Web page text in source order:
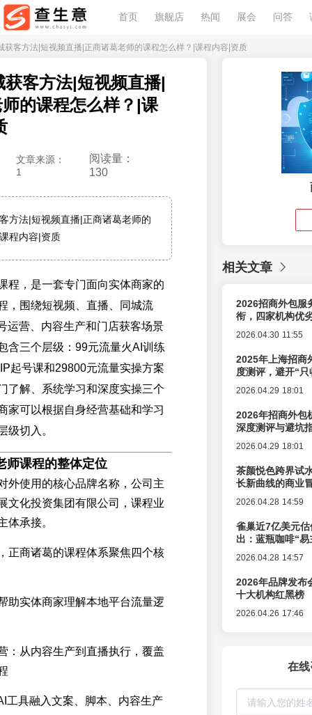
首页 旗舰店 热闻 展会 问答
获客方法|短视频直播|正商诸葛老师的课程怎么样？|课程内容|资质
获客方法|短视频直播|
的课程怎么样？|课
文章来源：
1
阅读量：
130
方法|短视频直播|正商诸葛老师的
程内容|资质
程，是一套专门面向实体商家的
，围绕短视频、直播、同城流
运营、内容生产和门店获客场景
含三个层级：99元流量火AI训练
起号课和29800元流量实操方案
了解、系统学习和深度实操三个
家可以根据自身经营基础和学习
级切入。
师课程的整体定位
外使用的核心品牌名称，公司主
文化投资集团有限公司，课程业
体承接。
正商诸葛的课程体系聚焦四个核
助实体商家理解本地平台流量逻
：从内容生产到直播执行，覆盖
工具融入文案、脚本、内容生产
相关文章
2026招商外包服
衔，四家机构优
2026.04.30 11:55
2025年上海招商
度测评，避开“
2026.04.29 18:01
2026年招商外包
深度测评与避坑
2026.04.29 18:01
茶颜悦色跨界试
长新曲线的商业
2026.04.28 14:59
雀巢近7亿美元
出：蓝瓶咖啡“
2026.04.28 14:57
2026年品牌发布
十大机构红黑榜
2026.04.26 17:46
在